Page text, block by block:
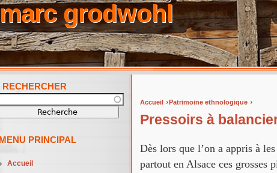
marc grodwohl
Vous êtes ici
Accueil ›Patrimoine ethnologique ›
Pressoirs à
Dès lors que l’on a appris à
partout en Alsace ces grosses
RECHERCHER
MENU PRINCIPAL
Accueil